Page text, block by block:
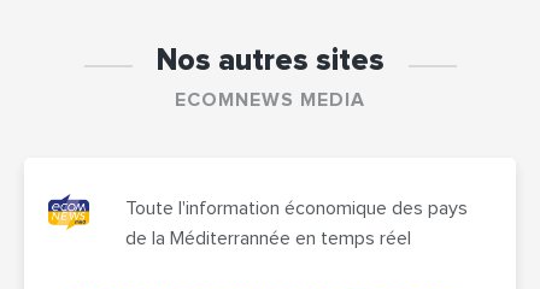
Nos autres sites
ECOMNEWS MEDIA
Toute l'information économique des pays
de la Méditerrannée en temps réel